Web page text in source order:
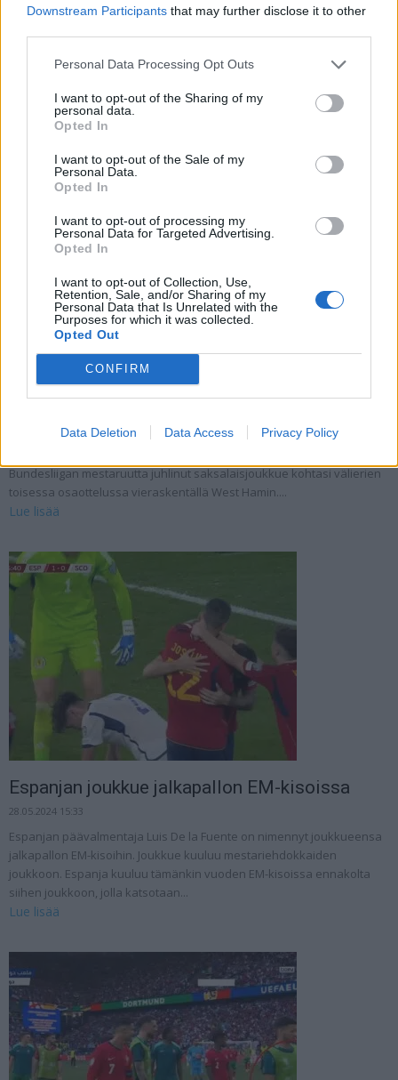
Downstream Participants that may further disclose it to other
Personal Data Processing Opt Outs
I want to opt-out of the Sharing of my
personal data.
Opted In
I want to opt-out of the Sale of my
Personal Data.
Opted In
I want to opt-out of processing my
Personal Data for Targeted Advertising.
Opted In
I want to opt-out of Collection, Use,
Retention, Sale, and/or Sharing of my
Personal Data that Is Unrelated with the
Purposes for which it was collected.
Opted Out
CONFIRM
Data Deletion Data Access Privacy Policy
Huuhkajien hyökkääjä Oliver Antman onnistui maalinteossa, kun
paremmakseen aprillipäivänä pelatulla Tanskan liigan...
Leverkusen ei vain osaa hävitä – nousi viime
hetkellä tasoihin Eurooppa-liigassa
Leverkusen jatkaa hurjaa menoaan myös Euroopan kentillä. Torstaina
Bundesliigan mestaruutta juhlinut saksalaisjoukkue kohtasi välierien
toisessa osaottelussa vieraskentällä West Hamin....
Lue lisää
Espanjan joukkue jalkapallon EM-kisoissa
28.05.2024 15:33
Espanjan päävalmentaja Luis De la Fuente on nimennyt joukkueensa
jalkapallon EM-kisoihin. Joukkue kuuluu mestariehdokkaiden
joukkoon. Espanja kuuluu tämänkin vuoden EM-kisoissa ennakolta
siihen joukkoon, jolla katsotaan...
Lue lisää